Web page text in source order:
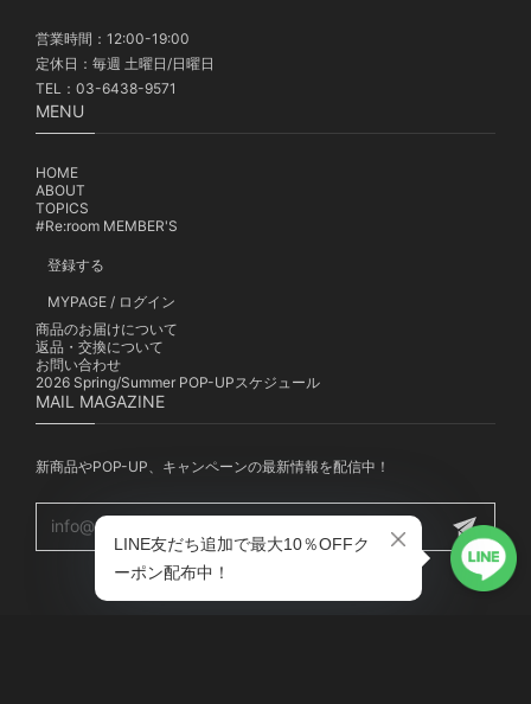
営業時間：12:00-19:00
定休日：毎週 土曜日/日曜日
TEL：03-6438-9571
MENU
HOME
ABOUT
TOPICS
#Re:room MEMBER'S
登録する
MYPAGE / ログイン
商品のお届けについて
返品・交換について
お問い合わせ
2026 Spring/Summer POP-UPスケジュール
MAIL MAGAZINE
新商品やPOP-UP、キャンペーンの最新情報を配信中！